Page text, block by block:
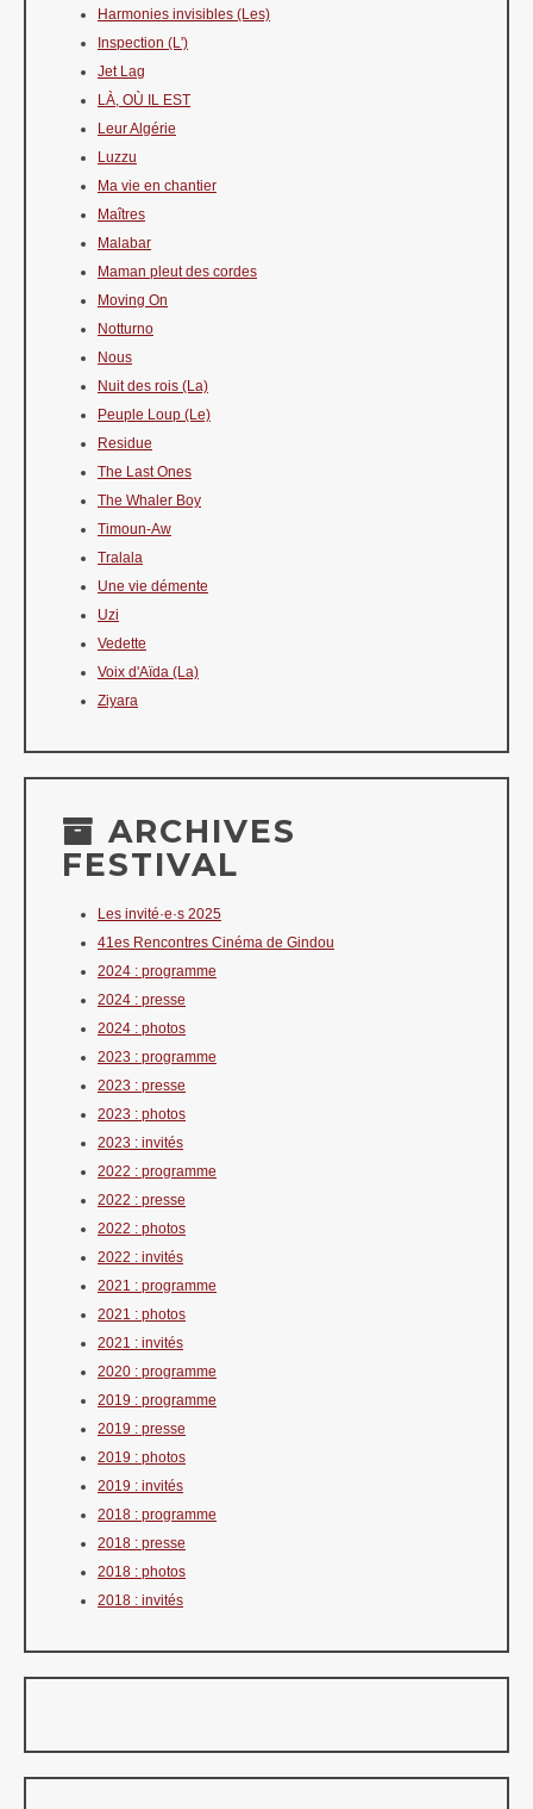
Harmonies invisibles (Les)
Inspection (L')
Jet Lag
LÀ, OÙ IL EST
Leur Algérie
Luzzu
Ma vie en chantier
Maîtres
Malabar
Maman pleut des cordes
Moving On
Notturno
Nous
Nuit des rois (La)
Peuple Loup (Le)
Residue
The Last Ones
The Whaler Boy
Timoun-Aw
Tralala
Une vie démente
Uzi
Vedette
Voix d'Aïda (La)
Ziyara
ARCHIVES
FESTIVAL
Les invité·e·s 2025
41es Rencontres Cinéma de Gindou
2024 : programme
2024 : presse
2024 : photos
2023 : programme
2023 : presse
2023 : photos
2023 : invités
2022 : programme
2022 : presse
2022 : photos
2022 : invités
2021 : programme
2021 : photos
2021 : invités
2020 : programme
2019 : programme
2019 : presse
2019 : photos
2019 : invités
2018 : programme
2018 : presse
2018 : photos
2018 : invités